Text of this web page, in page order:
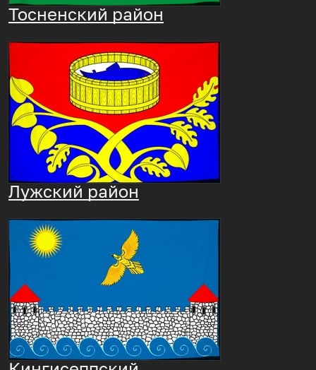
Тосненский район
Лужский район